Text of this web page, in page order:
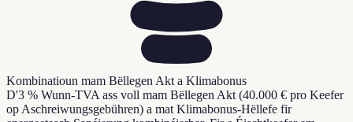
Kombinatioun mam Bëllegen Akt a Klimabonus
D'3 % Wunn-TVA ass voll mam Bëllegen Akt (40.000 € pro Keefer
op Aschreiwungsgebühren) a mat Klimabonus-Hëllefe fir